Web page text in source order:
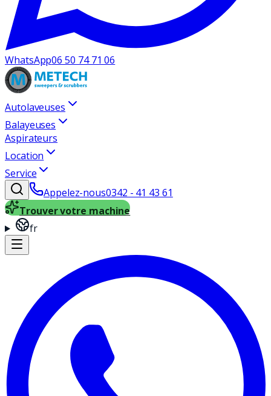
WhatsApp06 50 74 71 06
Autolaveuses
Balayeuses
Aspirateurs
Location
Service
Appelez-nous0342 - 41 43 61
Trouver votre machine
fr